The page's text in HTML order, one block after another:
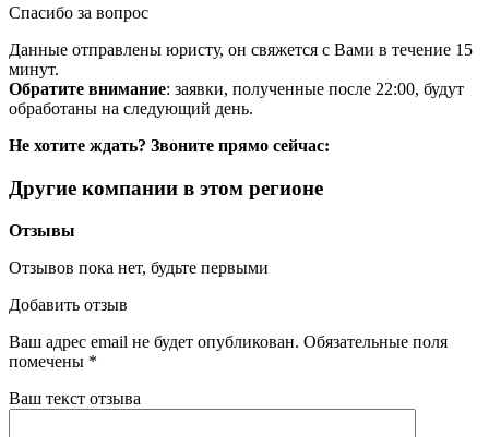
Спасибо за вопрос
Данные отправлены юристу, он свяжется с Вами в течение 15
минут.
Обратите внимание: заявки, полученные после 22:00, будут
обработаны на следующий день.
Не хотите ждать? Звоните прямо сейчас:
Другие компании в этом регионе
Отзывы
Отзывов пока нет, будьте первыми
Добавить отзыв
Ваш адрес email не будет опубликован. Обязательные поля
помечены *
Ваш текст отзыва